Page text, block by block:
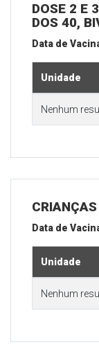
DOSE 2 E
DOS 40,
Data de
Unidade
Nenhum
Data de
Unidade
Nenhum